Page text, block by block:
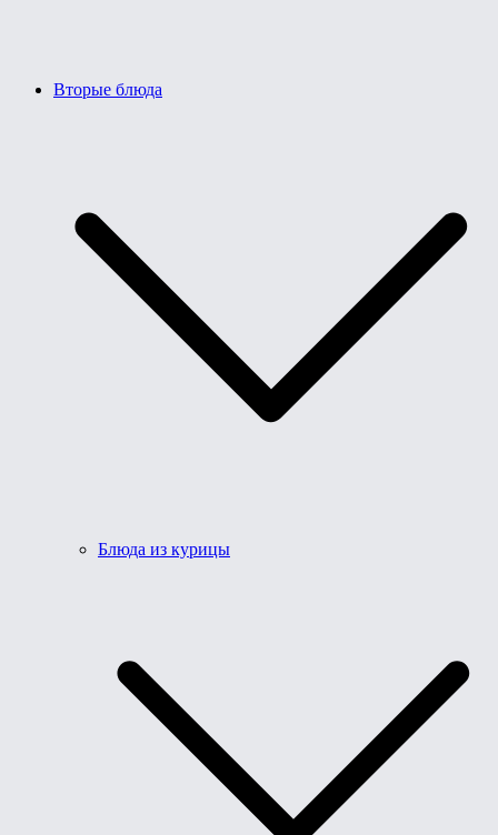
Вторые блюда
Блюда из курицы